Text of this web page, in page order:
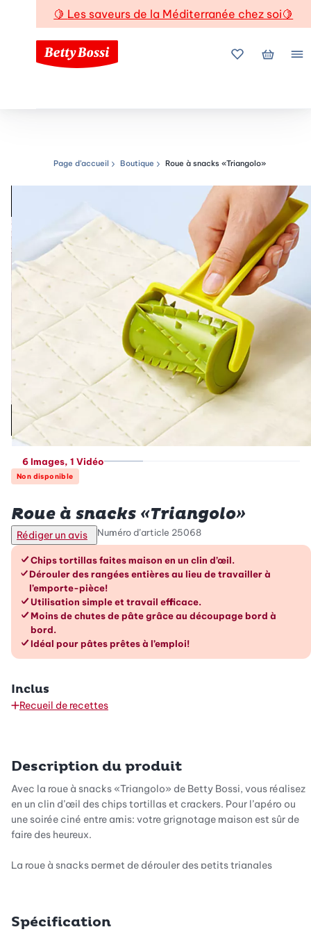
🍋 Les saveurs de la Méditerranée chez soi🍋
Mes favoris
Mon
Chemin de navigation
Page d’accueil Boutique Roue à snacks «Triangolo»
6 Images, 1 Vidéo
Non disponible
Roue à snacks «Triangolo»
Rédiger un avis Numéro d’article 25068
Les avantages en un coup d’œil
Chips tortillas faites maison en un clin d’œil.
Dérouler des rangées entières au lieu de travailler à
l’emporte-pièce!
Utilisation simple et travail efficace.
Moins de chutes de pâte grâce au découpage bord à
bord.
Idéal pour pâtes prêtes à l’emploi!
Inclus
Recueil de recettes
Description du produit
Avec la roue à snacks «Triangolo» de Betty Bossi, vous réalisez
en un clin d’œil des chips tortillas et crackers. Pour l’apéro ou
une soirée ciné entre amis: votre grignotage maison est sûr de
faire des heureux.
La roue à snacks permet de dérouler des petits triangles
Ensuite, il suffit de les passer au four et de les séparer.
Spécification